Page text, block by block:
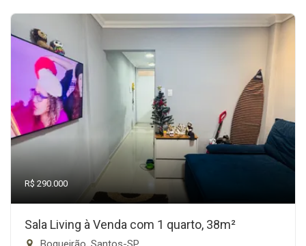
R$ 290.000
Sala Living à Venda com 1 quarto, 38m²